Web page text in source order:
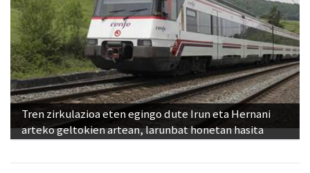
Tren zirkulazioa eten egingo dute Irun eta Hernani
arteko geltokien artean, larunbat honetan hasita